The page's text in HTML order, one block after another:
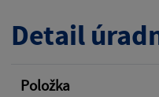
Filtrovať
Detail
Položka